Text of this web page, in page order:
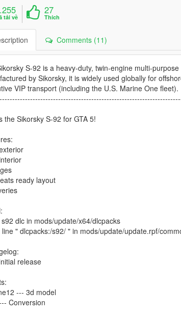
tải về
27
Thích
Comments (11)
S-92 is a heavy-duty, twin-engine multi-
by Sikorsky, it is widely used globally for
VIP transport (including the U.S. Marine One fleet).
the Sikorsky S-92 for GTA 5!
ready layout
s92 dlc in mods/update/x64/dlcpacks
line " dlcpacks:/s92/ " in mods/update/update.rpf/
release
--- 3d model
Conversion